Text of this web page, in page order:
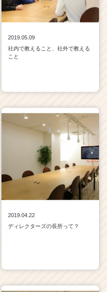
2019.05.09
社内で教えること、社外で教える
こと
2019.04.22
ディレクターズの長所って？